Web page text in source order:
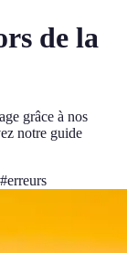
de la
grâce à nos
notre guide
#erreurs